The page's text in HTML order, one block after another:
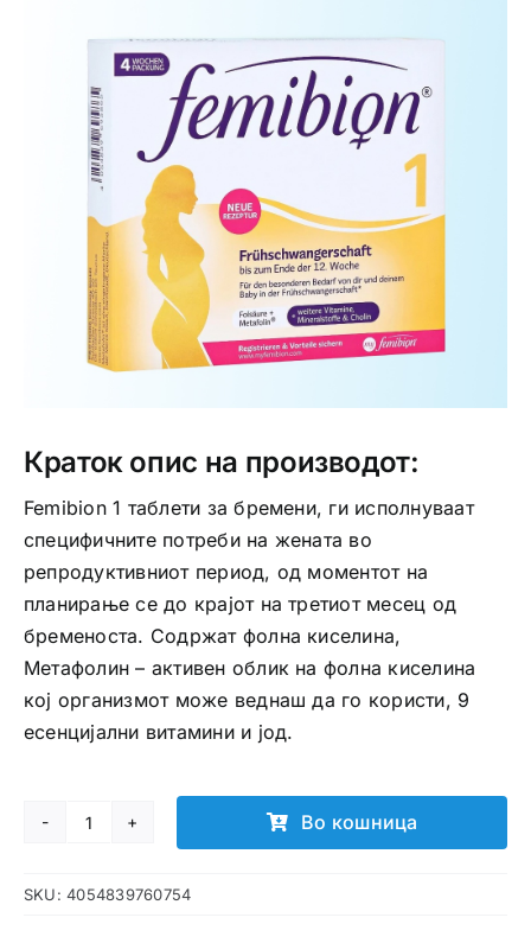
Интимно здравје
Лична хигиена
Медицински апрати
Нега на кожа
Краток опис на производот:
Femibion 1 таблети за бремени, ги исполнуваат
специфичните потреби на жената во
репродуктивниот период, од моментот на
планирање се до крајот на третиот месец од
бременоста. Содржат фолна киселина,
Метафолин – активен облик на фолна киселина
кој организмот може веднаш да го користи, 9
есенцијални витамини и јод.
FEMIBION
таблети
Во кошница
SKU:4054839760754